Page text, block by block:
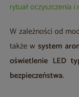
rytuał oczyszczenia i
W zależności od
także w system
oświetlenie LED
bezpieczeństwa.